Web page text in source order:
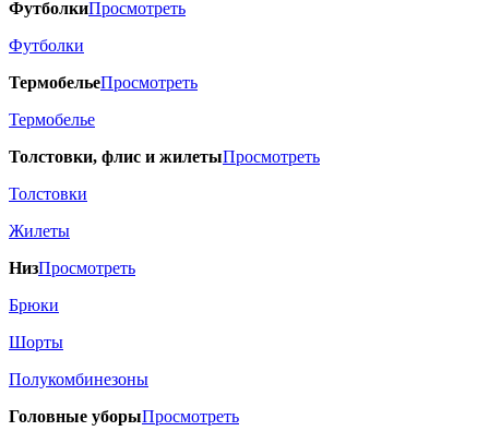
ФутболкиПросмотреть
Футболки
ТермобельеПросмотреть
Термобелье
Толстовки, флис и жилетыПросмотреть
Толстовки
Жилеты
НизПросмотреть
Брюки
Шорты
Полукомбинезоны
Головные уборыПросмотреть